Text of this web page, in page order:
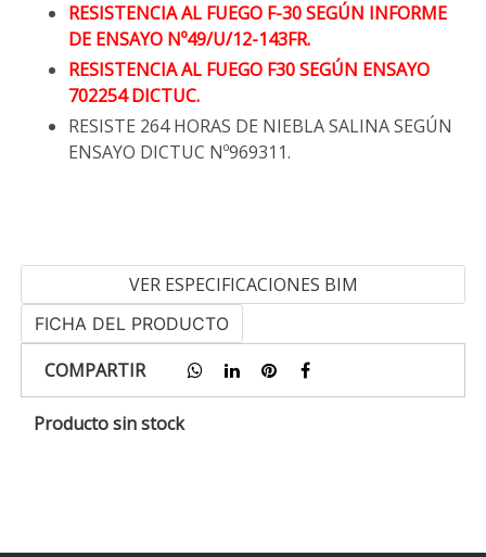
RESISTENCIA AL FUEGO F-30 SEGÚN INFORME
DE ENSAYO Nº49/U/12-143FR.
RESISTENCIA AL FUEGO F30 SEGÚN ENSAYO
702254 DICTUC.
RESISTE 264 HORAS DE NIEBLA SALINA SEGÚN
ENSAYO DICTUC Nº969311.
VER ESPECIFICACIONES BIM
FICHA DEL PRODUCTO
COMPARTIR
Producto sin stock